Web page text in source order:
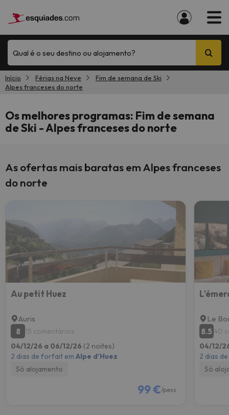
Qual é o seu destino ou alojamento?
Início Férias na Neve
Fim de semana de Ski
Alpes franceses do norte
Os melhores programas: Fim de semana
de Ski - Alpes franceses do norte
As ofertas mais baratas em Alpes franceses
do norte
Au petit Huez
Auris
8
15 comentários
04/12/26 a 06/12/26 (2 noites)
2 dias de forfait em Alpe d'Huez
Só alojamento
99 €/pess.
Le
8.5 40
04/12/
2 dias
Só